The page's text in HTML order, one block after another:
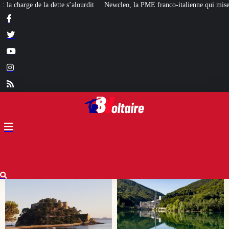
la PME franco-italienne qui mise sur l’avenir du « mini nucléaire »